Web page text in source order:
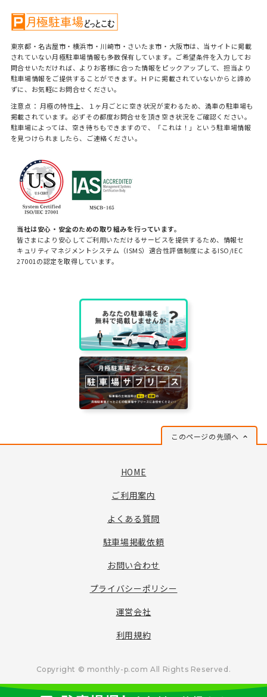
東京都・名古屋市・横浜市・川崎市・さいたま市・大阪市は、当サイトに掲載
されていない月極駐車場情報も多数保有しています。ご希望条件を入力してお
問合せいただければ、よりお客様に合った情報をピックアップして、担当より
駐車場情報をご提供することができます。ＨＰに掲載されていないからと諦め
ずに、お気軽にお問合せください。
注意点： 月極の特性上、１ヶ月ごとに空き状況が変わるため、満車の駐車場も
掲載されています。必ずその都度お問合せを頂き空き状況をご確認ください。
駐車場によっては、空き待ちもできますので、「これは！」という駐車場情報
を見つけられましたら、ご連絡ください。
当社は安心・安全のための取り組みを行っています。
皆さまにより安心してご利用いただけるサービスを提供するため、情報セ
キュリティマネジメントシステム（ISMS）適合性評価制度によるISO/IEC
27001の認定を取得しています。
このページの先頭へ
HOME
ご利用案内
よくある質問
駐車場掲載依頼
お問い合わせ
プライバシーポリシー
運営会社
利用規約
Copyright © monthly-p.com All Rights Reserved.